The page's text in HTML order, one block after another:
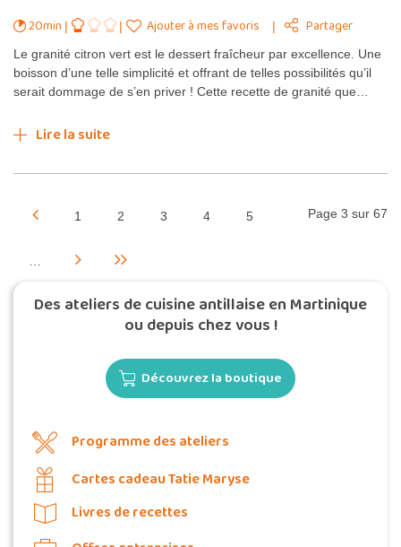
20min Ajouter à mes favoris Partager
Le granité citron vert est le dessert fraîcheur par excellence. Une
boisson d’une telle simplicité et offrant de telles possibilités qu’il
serait dommage de s’en priver ! Cette recette de granité que…
Lire la suite
Page 3 sur 67
1 2 3 4 5
Des ateliers de cuisine antillaise en Martinique
ou depuis chez vous !
Découvrez la boutique
Programme des ateliers
Cartes cadeau Tatie Maryse
Livres de recettes